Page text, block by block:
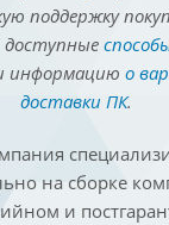
поддержку
доступные
информацию о
доставки ПК.
на сборке
и